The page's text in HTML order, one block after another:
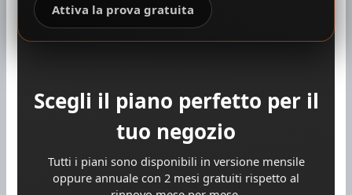
Attiva la prova gratuita
Scegli il piano perfetto per il
tuo negozio
Tutti i piani sono disponibili in versione mensile
oppure annuale con 2 mesi gratuiti rispetto al